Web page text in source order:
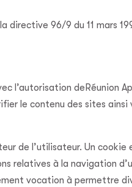
directive 96/9 du 11 mars
l’autorisation deRéunion
le contenu des sites
de l’utilisateur. Un cookie
relatives à la navigation
vocation à permettre